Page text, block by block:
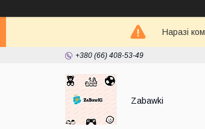
Наразі
+380 (66) 408-53-49
Zabawki